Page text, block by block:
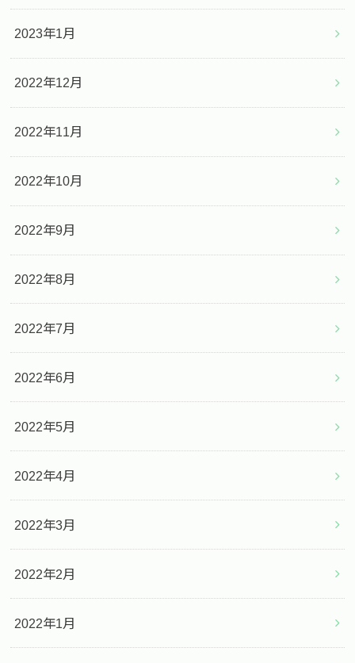
2023年1月
2022年12月
2022年11月
2022年10月
2022年9月
2022年8月
2022年7月
2022年6月
2022年5月
2022年4月
2022年3月
2022年2月
2022年1月